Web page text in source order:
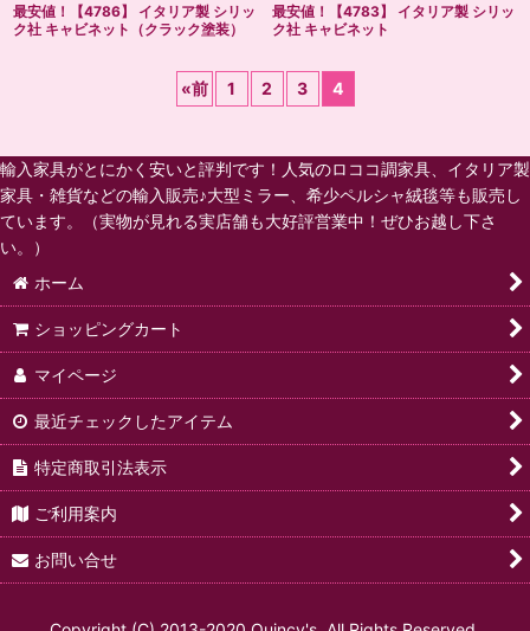
最安値！【4786】 イタリア製 シリッ
ク社 キャビネット（クラック塗装）
最安値！【4783】 イタリア製 シリッ
ク社 キャビネット
«前 1 2 3 4
輸入家具がとにかく安いと評判です！人気のロココ調家具、イタリア製
家具・雑貨などの輸入販売♪大型ミラー、希少ペルシャ絨毯等も販売し
ています。（実物が見れる実店舗も大好評営業中！ぜひお越し下さ
い。）
ホーム
ショッピングカート
マイページ
最近チェックしたアイテム
特定商取引法表示
ご利用案内
お問い合せ